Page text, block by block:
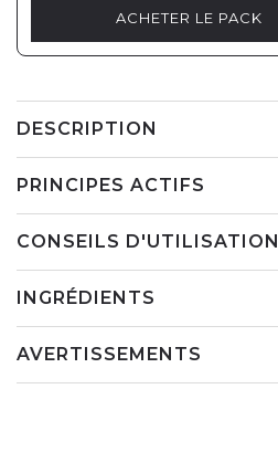
ACHETER LE PACK
DESCRIPTION
PRINCIPES ACTIFS
CONSEILS D'UTILISATION
INGRÉDIENTS
AVERTISSEMENTS